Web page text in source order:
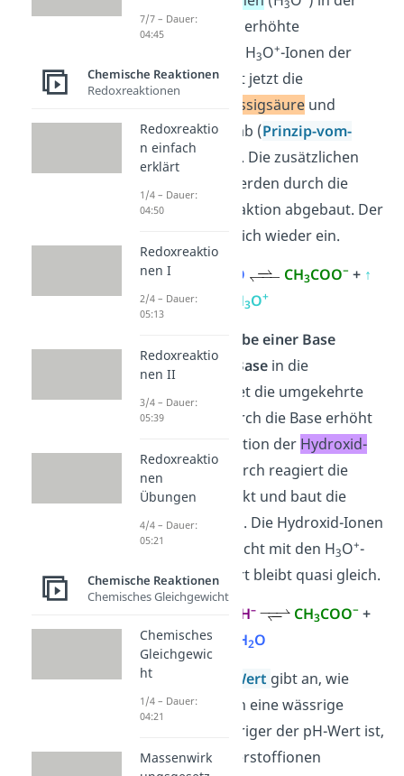
3
Lösung. Durch die erhöhte
Konzentration der H3O+-Ionen der
rechten Seite, läuft jetzt die
Essigsäure und
Wasserverstärkt ab (Prinzip-vom-
kleinsten-Zwang
). Die zusätzlichen
Oxonium-Ionen werden durch die
verstärkte Rückreaktion abgebaut. Der
pendelt sich wieder ein.
CH3COOH O CH3COO−+ ↑
H3O+
Reaktion bei Zugabe einer Base
Bei Zugabe einer
Base in die
Pufferlösung findet die umgekehrte
Reaktion statt. Durch die Base erhöht
sich die Konzentration der Hydroxid-
Ionen(OH–). Dadurch reagiert die
Essigsäureverstärkt und baut die
Hydroxid-Ionen ab. Die Hydroxid-Ionen
reagieren daher nicht mit den H3O+-
Ionen. Der pH-Wert bleibt quasi gleich.
OH– CH3COO−+
H2O
Hinweis:
pH-Wert gibt an, wie
sauer oder basisch eine wässrige
Lösung ist. Je niedriger der pH-Wert ist,
desto mehr Wasserstoffionen
7/7 – Dauer:
04:45
Chemische Reaktionen
Redoxreaktionen
Redoxreaktio
n einfach
erklärt
1/4 – Dauer:
04:50
Redoxreaktio
nen I
2/4 – Dauer:
05:13
Redoxreaktio
nen II
3/4 – Dauer:
05:39
Redoxreaktio
nen
Übungen
4/4 – Dauer:
05:21
Chemische Reaktionen
Chemisches Gleichgewicht
Chemisches
Gleichgewic
ht
1/4 – Dauer:
04:21
Massenwirk